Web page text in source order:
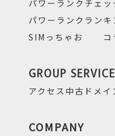
パワーランクチェッ
パワーランクランキ
SIMっちゃお
コ
GROUP SERVICE
アクセス中古ドメイ
COMPANY